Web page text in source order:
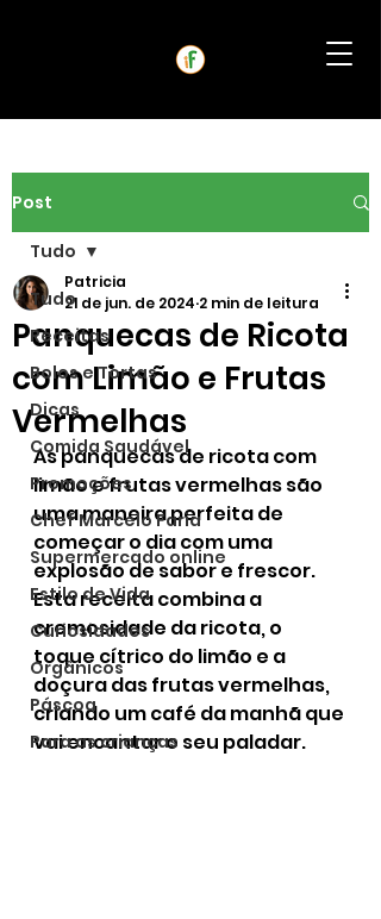
Post
Tudo
Receitas
Bolos e Tortas
Dicas
Comida Saudável
Promoções
Chef Marcelo Faria
Supermercado online
Estilo de Vida
Curiosidades
Orgânicos
Páscoa
Para as crianças
Tudo
Panquecas de Ricota
com Limão e Frutas
Vermelhas
Patricia
21 de jun. de 2024 2 min de leitura
As panquecas de ricota com
limão e frutas vermelhas são
uma maneira perfeita de
começar o dia com uma
explosão de sabor e frescor.
Esta receita combina a
cremosidade da ricota, o
toque cítrico do limão e a
doçura das frutas vermelhas,
criando um café da manhã que
vai encantar o seu paladar.